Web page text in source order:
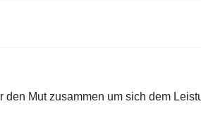
Mut zusammen um sich dem